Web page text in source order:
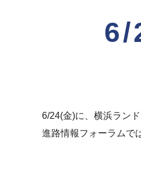
6/
6/24(金)に、横浜ラン
進路情報フォーラムで